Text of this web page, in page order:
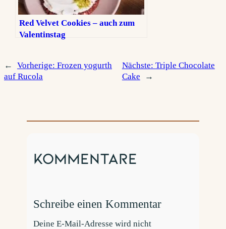
Red Velvet Cookies – auch zum
Valentinstag
← Vorherige: Frozen yogurth
auf Rucola
Nächste: Triple Chocolate
Cake
→
Kommentare
Schreibe einen Kommentar
Deine E-Mail-Adresse wird nicht